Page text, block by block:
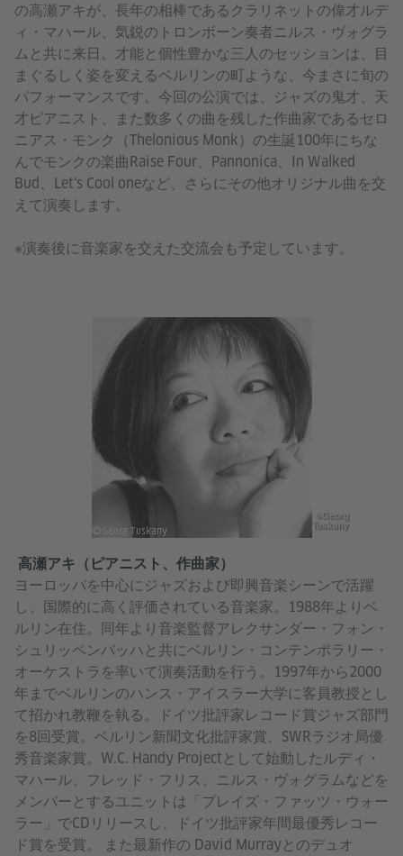
の高瀬アキが、長年の相棒であるクラリネットの偉才ルデ
ィ・マハール、気鋭のトロンボーン奏者ニルス・ヴォグラ
ムと共に来日。才能と個性豊かな三人のセッションは、目
まぐるしく姿を変えるベルリンの町ような、今まさに旬の
パフォーマンスです。今回の公演では、ジャズの鬼才、天
才ピアニスト、また数多くの曲を残した作曲家であるセロ
ニアス・モンク（Thelonious Monk）の生誕100年にちな
んでモンクの楽曲Raise Four、Pannonica、In Walked
Bud、Let‘s Cool oneなど、さらにその他オリジナル曲を交
えて演奏します。
※演奏後に音楽家を交えた交流会も予定しています。
©Georg
Tuskany
高瀬アキ（ピアニスト、作曲家）
ヨーロッパを中心にジャズおよび即興音楽シーンで活躍
し、国際的に高く評価されている音楽家。1988年よりベ
ルリン在住。同年より音楽監督アレクサンダー・フォン・
シュリッペンバッハと共にベルリン・コンテンポラリー・
オーケストラを率いて演奏活動を行う。1997年から2000
年までベルリンのハンス・アイスラー大学に客員教授とし
て招かれ教鞭を執る。ドイツ批評家レコード賞ジャズ部門
を8回受賞。ベルリン新聞文化批評家賞、SWRラジオ局優
秀音楽家賞。W.C. Handy Projectとして始動したルディ・
マハール、フレッド・フリス、ニルス・ヴォグラムなどを
メンバーとするユニットは「プレイズ・ファッツ・ウォー
ラー」でCDリリースし、ドイツ批評家年間最優秀レコー
ド賞を受賞。 また最新作の David Murrayとのデュオ